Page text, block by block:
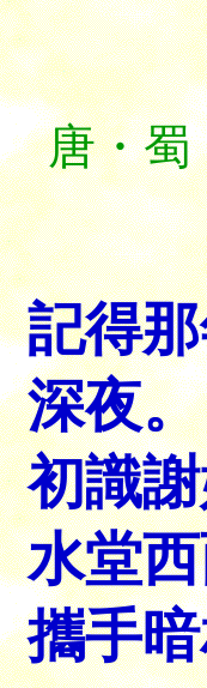
唐・
記得
深夜。
初識
水堂
攜手